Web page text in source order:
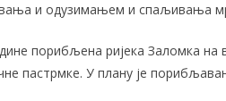
и одузимањем и спаљивања
порибљена ријека Заломка
пастрмке. У плану је